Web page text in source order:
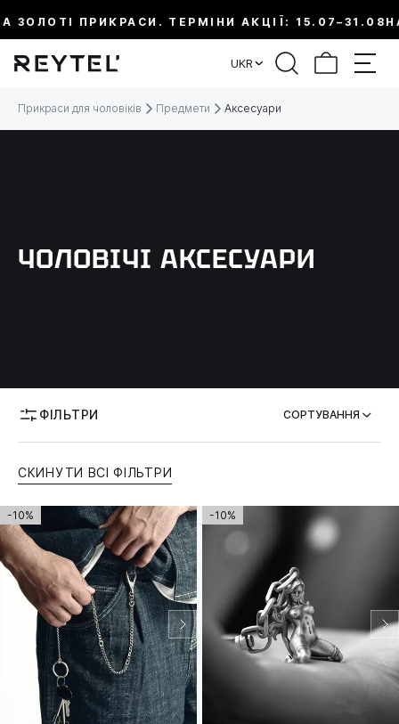
ПРИКРАСИ. ТЕРМІНИ АКЦІЇ: 15.07–31.08НА
UKR
Прикраси для чоловіків Предмети Аксесуари
ЧОЛОВІЧІ АКСЕСУАРИ
ФІЛЬТРИ
ФІЛЬТР
КОЛЕКЦІЇ
СОРТУВАННЯ
СКИНУТИ ВСІ ФІЛЬТРИ
-10% -10%